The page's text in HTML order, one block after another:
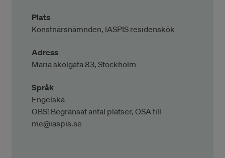
Plats
Konstnärsnämnden, IASPIS residenskök
Adress
Maria skolgata 83, Stockholm
Språk
Engelska
OBS! Begränsat antal platser, OSA till
me@iaspis.se